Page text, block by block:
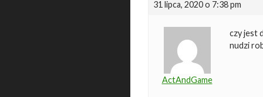
31 lipca, 2020 o 7:38 pm
ActAndGame
czy jest
nudzi